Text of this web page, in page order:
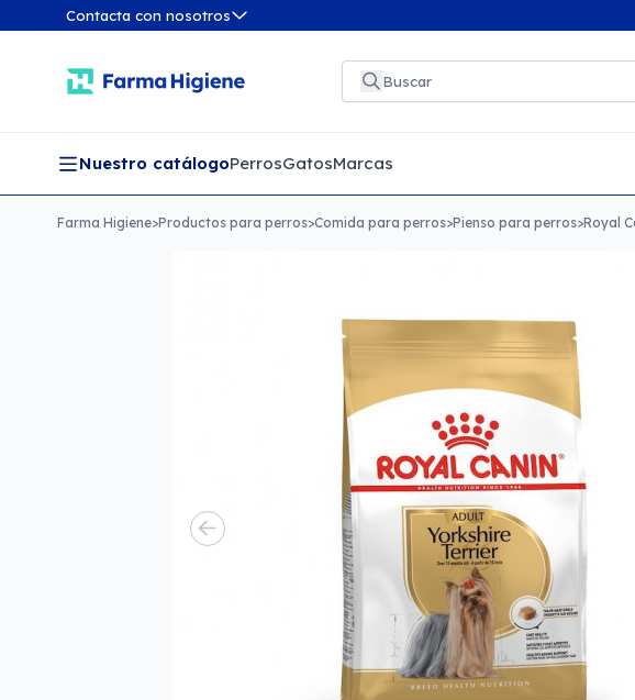
Contacta con nosotros
Nuestro catálogoPerrosGatosMarcas
Farma Higiene>Productos para perros>Comida para perros>Pienso para perros>Royal